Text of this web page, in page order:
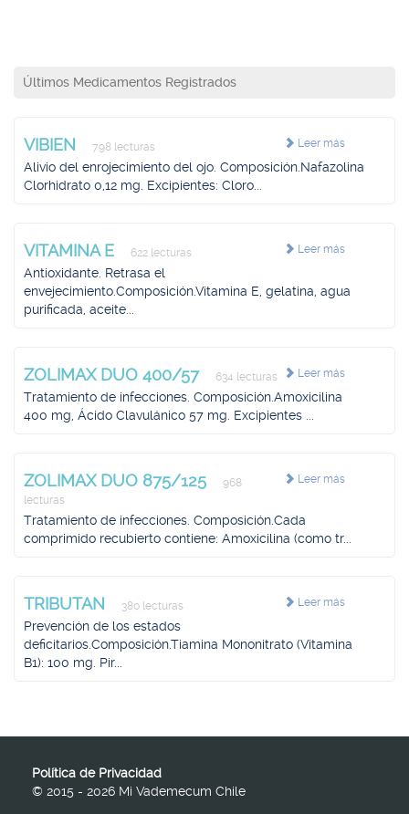
Últimos Medicamentos Registrados
Leer más
VIBIEN 798 lecturas
Alivio del enrojecimiento del ojo. Composición.Nafazolina
Clorhidrato 0,12 mg. Excipientes: Cloro...
Leer más
VITAMINA E 622 lecturas
Antioxidante. Retrasa el
envejecimiento.Composición.Vitamina E, gelatina, agua
purificada, aceite...
Leer más
ZOLIMAX DUO 400/57 634 lecturas
Tratamiento de infecciones. Composición.Amoxicilina
400 mg, Ácido Clavulánico 57 mg. Excipientes ...
Leer más
ZOLIMAX DUO 875/125
968
lecturas
Tratamiento de infecciones. Composición.Cada
comprimido recubierto contiene: Amoxicilina (como tr...
Leer más
TRIBUTAN 380 lecturas
Prevención de los estados
deficitarios.Composición.Tiamina Mononitrato (Vitamina
B1): 100 mg. Pir...
Política de Privacidad
© 2015 - 2026 Mi Vademecum Chile